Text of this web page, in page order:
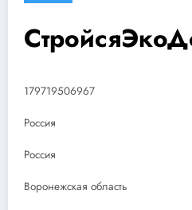
179719506967
Россия
Россия
Воронежская область